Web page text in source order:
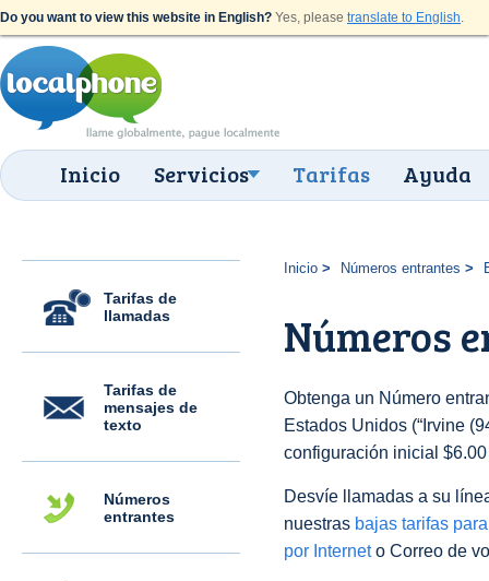
Do you want to view this website in English? Yes, please translate to English.
Inicio Servicios Tarifas Ayuda
Tarifas de
llamadas
Tarifas de
mensajes de
texto
Números
entrantes
Inicio Números entrantes
Números
Obtenga un Número
Estados Unidos (“Irvine
configuración inicial
Desvíe llamadas a su
nuestras bajas tarifas
por Interneto Correo de